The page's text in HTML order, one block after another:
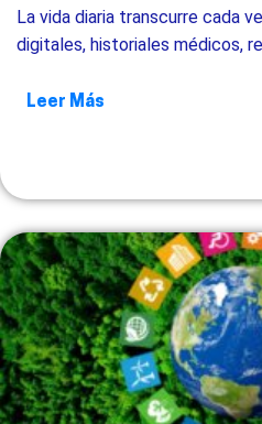
La vida diaria transcurre cada
digitales, historiales médicos,
Leer Más